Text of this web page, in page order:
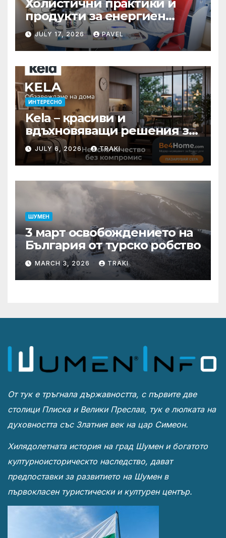
Холистични практики и
продукти за енергиен
баланс в ежедневието
JULY 17, 2026 PAVEL
ИНТЕРЕСНО
Kela – красиви и
вдъхновяващи решения за
вашия дом
JULY 6, 2026 TRAKI
ШУМЕН
3 март освобождението на
България от турско робство
MARCH 3, 2026 TRAKI
От тук е тръгнала държавността, с първите две
столици Плиска и Велики Преслав, тук е люлката на
духовността със Златния век на цар Симеон.
Хилядолетната история на град Шумен и богатото
културноисторическто наследство, дават
предпоставки за развитието на Шумен в
първокласен туристически и културен център.